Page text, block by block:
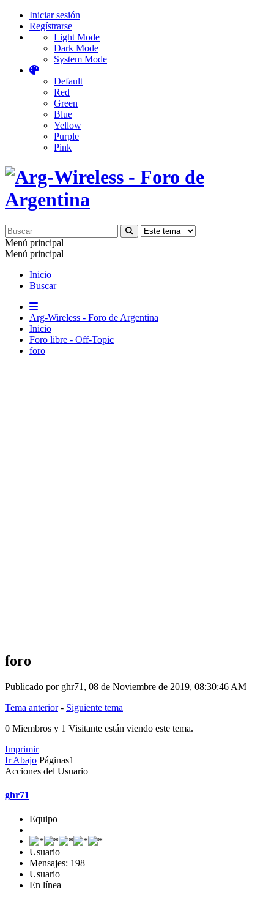
Iniciar sesión
Regístrarse
Light Mode
Dark Mode
System Mode
Default
Red
Green
Blue
Yellow
Purple
Pink
Menú principal
Menú principal
Inicio
Buscar
Arg-Wireless - Foro de Argentina
Inicio
Foro libre - Off-Topic
foro
foro
Publicado por ghr71, 08 de Noviembre de 2019, 08:30:46 AM
Tema anterior- Siguiente tema
0 Miembros y 1 Visitante están viendo este tema.
Imprimir
Ir Abajo Páginas1
Acciones del Usuario
ghr71
Equipo
Usuario
Mensajes: 198
Usuario
En línea